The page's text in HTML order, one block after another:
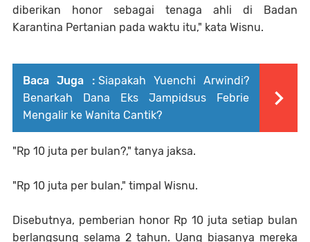
diberikan honor sebagai tenaga ahli di Badan
Karantina Pertanian pada waktu itu," kata Wisnu.
Baca Juga : Siapakah Yuenchi Arwindi?
Benarkah Dana Eks Jampidsus Febrie
Mengalir ke Wanita Cantik?
"Rp 10 juta per bulan?," tanya jaksa.
"Rp 10 juta per bulan," timpal Wisnu.
Disebutnya, pemberian honor Rp 10 juta setiap bulan
berlangsung selama 2 tahun. Uang biasanya mereka